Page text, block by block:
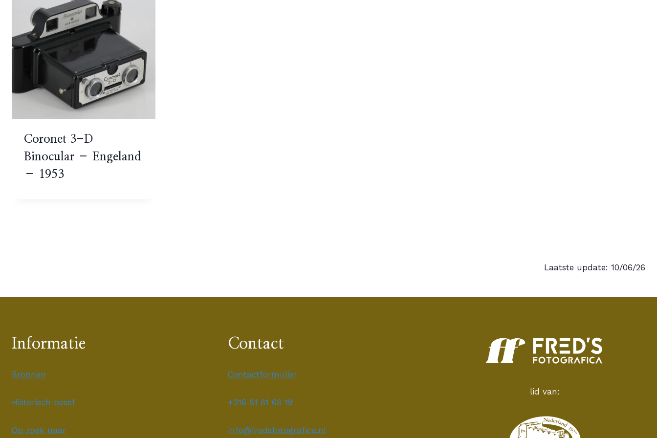
Coronet 3-D
Binocular – Engeland
– 1953
Laatste update: 10/06/26
Informatie
Bronnen
Historisch besef
Op zoek naar
Contact
Contactformulier
+316 81 81 68 19
info@fredsfotografica.nl
lid van: